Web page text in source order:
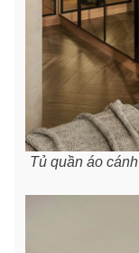
Tủ quần áo